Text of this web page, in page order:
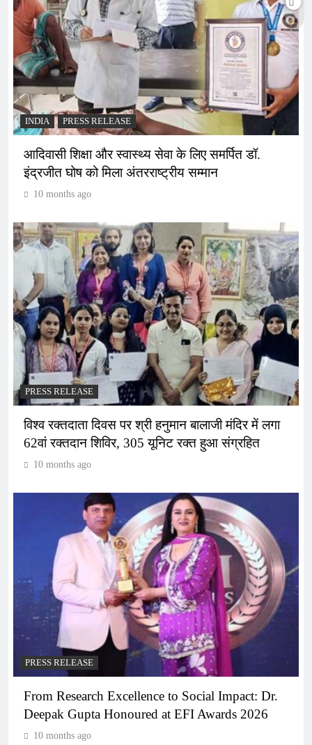
INDIA PRESS RELEASE
आदिवासी शिक्षा और स्वास्थ्य सेवा के लिए समर्पित डॉ.
इंद्रजीत घोष को मिला अंतरराष्ट्रीय सम्मान
10 months ago
PRESS RELEASE
विश्व रक्तदाता दिवस पर श्री हनुमान बालाजी मंदिर में लगा
62वां रक्तदान शिविर, 305 यूनिट रक्त हुआ संग्रहित
10 months ago
PRESS RELEASE
From Research Excellence to Social Impact: Dr.
Deepak Gupta Honoured at EFI Awards 2026
10 months ago